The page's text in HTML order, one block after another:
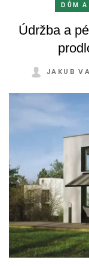
DŮM
Údržba a
JAKUB